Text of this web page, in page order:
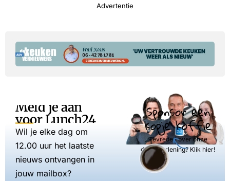
Advertentie
Meld je aan
voor Lunch24
Wil je elke dag om
12.00 uur het laatste
nieuws ontvangen in
jouw mailbox?
Sponsor een
kopje koffie
Tevreden over onze
dienstverlening? Klik hier!